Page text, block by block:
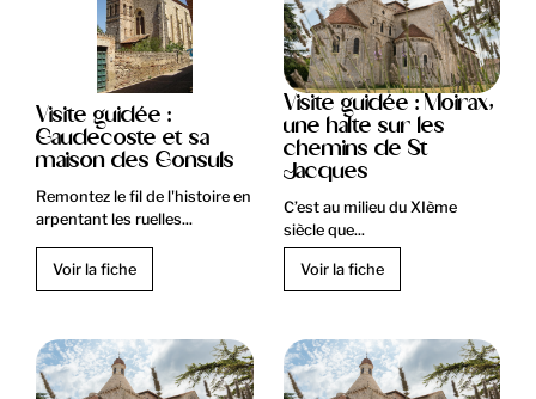
Visite guidée :
Caudecoste et sa
maison des Consuls
Remontez le fil de l'histoire en
arpentant les ruelles...
Voir la fiche
Visite guidée : Moirax,
une halte sur les
chemins de St
Jacques
C’est au milieu du XIème
siècle que...
Voir la fiche